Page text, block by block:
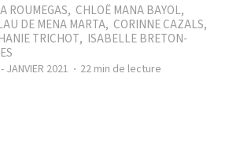
ROUMEGAS, CHLOË MANA BAYOL,
DE MENA MARTA, CORINNE CAZALS,
TRICHOT, ISABELLE BRETON-
JANVIER 2021 22 min de lecture